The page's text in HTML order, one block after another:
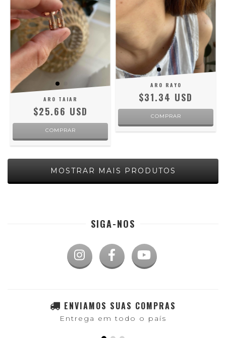
ARO TAIAR
$25.66 USD
COMPRAR
ARO RAYO
$31.34 USD
COMPRAR
MOSTRAR MAIS PRODUTOS
SIGA-NOS
ENVIAMOS SUAS COMPRAS
Entrega em todo o país